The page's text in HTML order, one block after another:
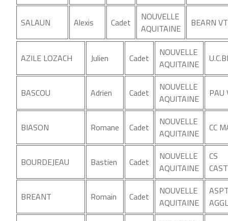
SALAUN Alexis Cadet
NOUVELLE
AQUITAINE
BEARN
AZILE LOZACH Julien Cadet
NOUVELLE
AQUITAINE
BASCOU Adrien Cadet
NOUVELLE
AQUITAINE
PAU
BIASON Romane Cadet
NOUVELLE
AQUITAINE
CC
BOURDEJEAU Bastien Cadet
NOUVELLE
AQUITAINE
CS
BREANT Romain Cadet
NOUVELLE
AQUITAINE